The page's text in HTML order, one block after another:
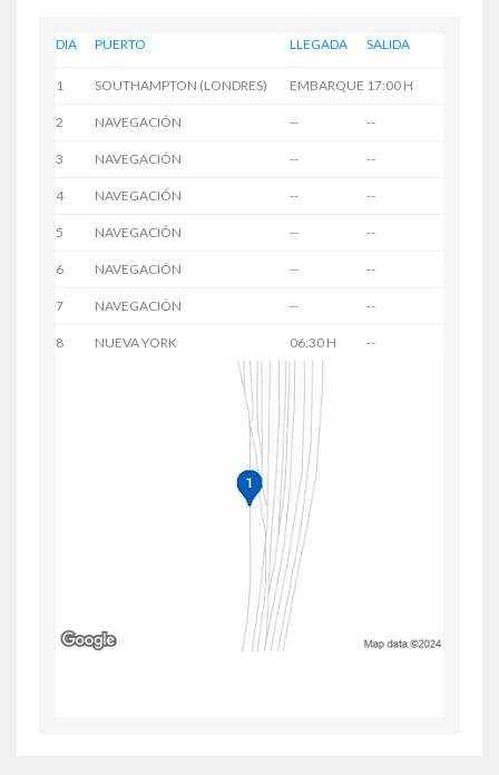
DIA PUERTO LLEGADA SALIDA
1 SOUTHAMPTON (LONDRES) EMBARQUE 17:00 H
2 NAVEGACIÓN -- --
3 NAVEGACIÓN -- --
4 NAVEGACIÓN -- --
5 NAVEGACIÓN -- --
6 NAVEGACIÓN -- --
7 NAVEGACIÓN -- --
8 NUEVA YORK 06:30 H --